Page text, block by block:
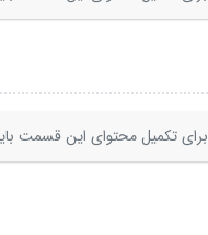
برای تکمیل محتوای این قسمت